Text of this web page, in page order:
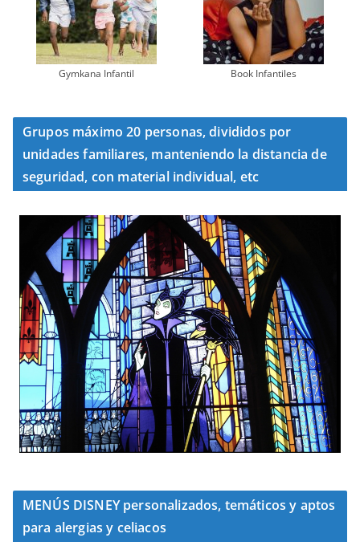
Gymkana Infantil Book Infantiles
Grupos máximo 20 personas, divididos por
unidades familiares, manteniendo la distancia de
seguridad, con material individual, etc
MENÚS DISNEY personalizados, temáticos y aptos
para alergias y celiacos